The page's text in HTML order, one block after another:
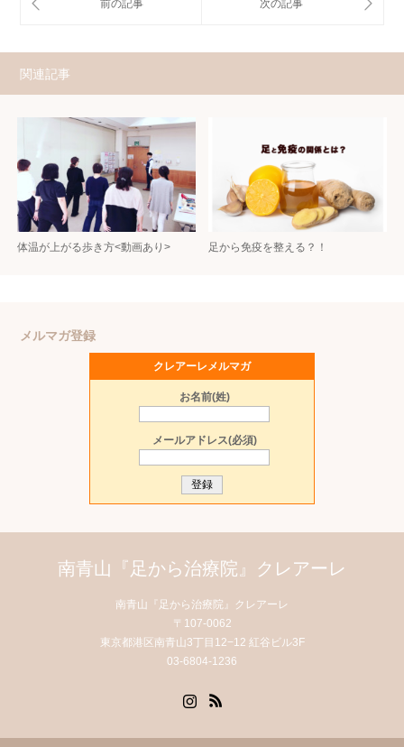
関連記事
体温が上がる歩き方<動画あり> 足から免疫を整える？！
メルマガ登録
クレアーレメルマガ
お名前(姓)
メールアドレス(必須)
南青山『足から治療院』クレアーレ
南青山『足から治療院』クレアーレ
〒107-0062
東京都港区南青山3丁目12−12 紅谷ビル3F
03-6804-1236